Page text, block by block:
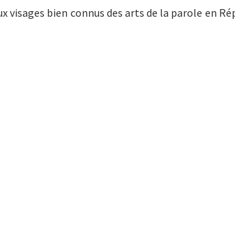
visages bien connus des arts de la parole en